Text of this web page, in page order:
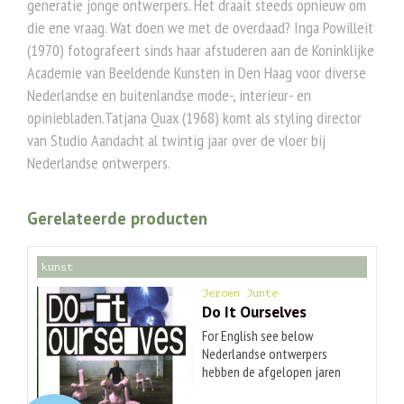
generatie jonge ontwerpers. Het draait steeds opnieuw om
die ene vraag. Wat doen we met de overdaad? Inga Powilleit
(1970) fotografeert sinds haar afstuderen aan de Koninklijke
Academie van Beeldende Kunsten in Den Haag voor diverse
Nederlandse en buitenlandse mode-, interieur- en
opiniebladen.Tatjana Quax (1968) komt als styling director
van Studio Aandacht al twintig jaar over de vloer bij
Nederlandse ontwerpers.
Gerelateerde producten
kunst
Jeroen Junte
Do It Ourselves
For English see below
Nederlandse ontwerpers
hebben de afgelopen jaren